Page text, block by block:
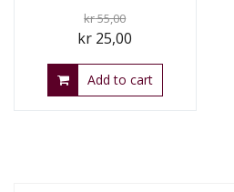
kr55,00
Original
price
was:
kr 25,00
price
is:
Add to cart